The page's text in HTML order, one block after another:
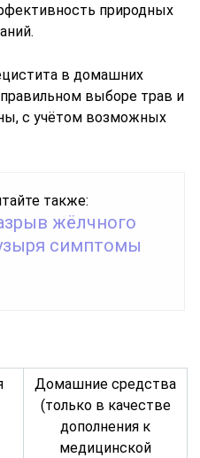
природных
в домашних
выборе трав и
с учётом возможных
также:
жёлчного
симптомы
Домашние средства
(только в качестве
дополнения к
медицинской